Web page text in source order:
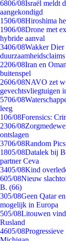
6806/08Israël meldt
aangekondigd
1506/08Hiroshima
1906/08Drone met
hybride aanval
3406/08Wakker Dier
duurzaamheidsclaims
2206/08Iran en
buitenspel
2606/08NAVO zet
gevechtsvliegtuigen
5706/08
leeg
106/08Forensics:
2306/08
ontslagen
3706/08Random
1805/08Datalek bij
partner Ceva
3405/08Kind
605/08Nieuw
B. (66)
305/08Geen Qatar
mogelijk in Europa
505/08Litouwen
Rusland
4605/08